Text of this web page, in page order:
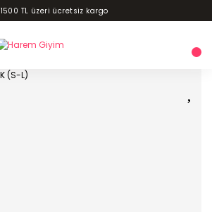
1500 TL üzeri ücretsiz kargo